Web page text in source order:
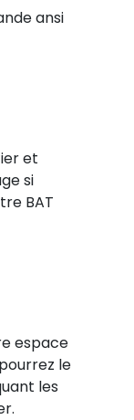
ansi
et
si
BAT
espace
le
les